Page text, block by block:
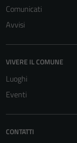
Comunicati
Avvisi
VIVERE IL COMUNE
Luoghi
Eventi
CONTATTI